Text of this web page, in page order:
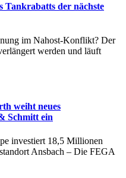
Tankrabatts der nächste
im Nahost-Konflikt? Der
werden und läuft
weiht neues
Schmitt ein
investiert 18,5 Millionen
Ansbach – Die FEGA